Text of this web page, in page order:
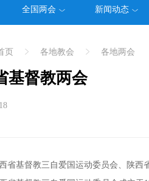
全国两会 新闻动态
页 各地教会 各地两会
基督教两会
省基督教三自爱国运动委员会、陕西